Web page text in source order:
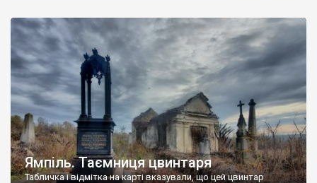
Ямпіль. Таємниця цвинтаря
Табличка і відмітка на карті вказували, що цей цвинтар